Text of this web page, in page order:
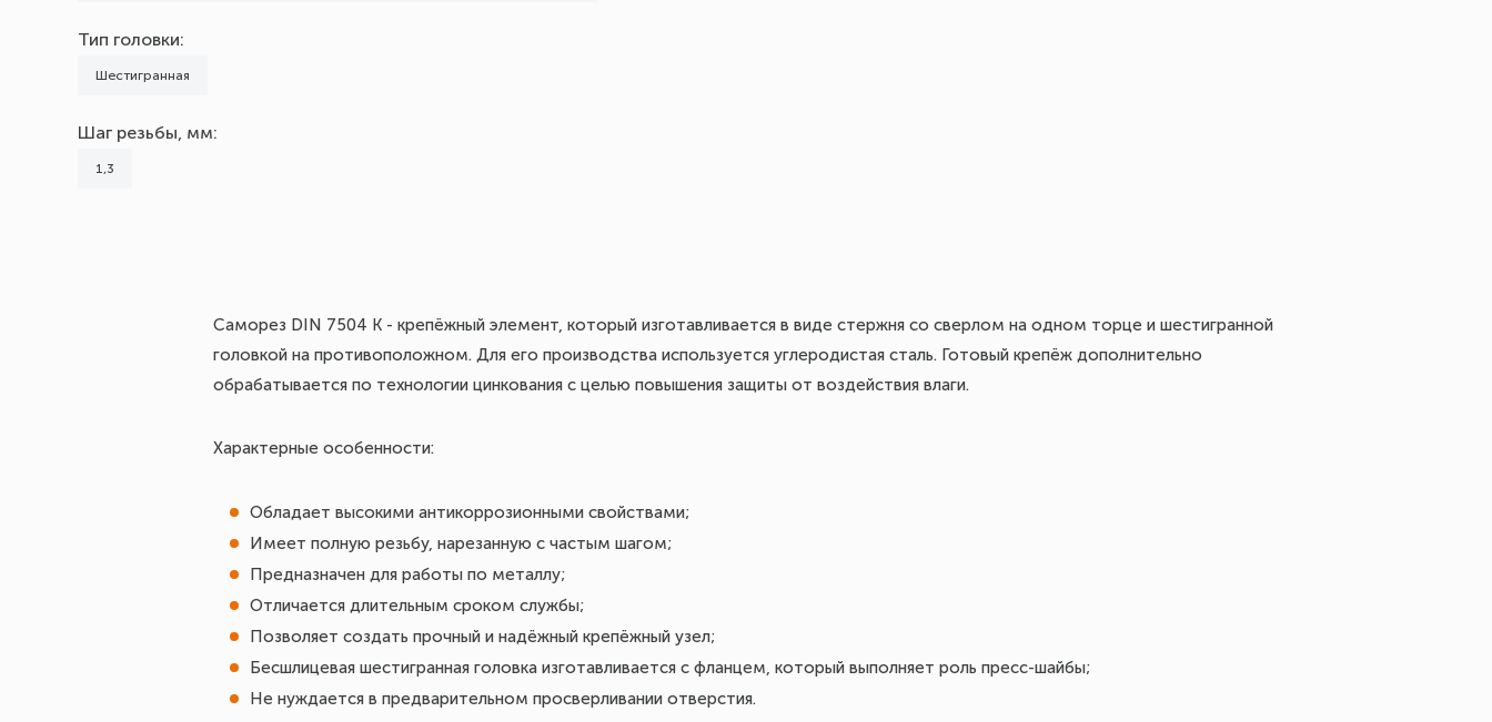
Тип головки:
Шестигранная
Шаг резьбы, мм:
1,3
Саморез DIN 7504 K - крепёжный элемент, который изготавливается в виде стержня со сверлом на одном торце и шестигранной
головкой на противоположном. Для его производства используется углеродистая сталь. Готовый крепёж дополнительно
обрабатывается по технологии цинкования с целью повышения защиты от воздействия влаги.
Характерные особенности:
Обладает высокими антикоррозионными свойствами;
Имеет полную резьбу, нарезанную с частым шагом;
Предназначен для работы по металлу;
Отличается длительным сроком службы;
Позволяет создать прочный и надёжный крепёжный узел;
Бесшлицевая шестигранная головка изготавливается с фланцем, который выполняет роль пресс-шайбы;
Не нуждается в предварительном просверливании отверстия.